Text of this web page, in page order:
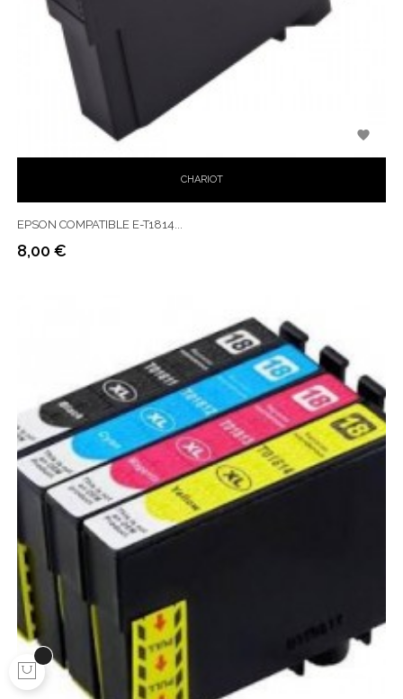
CHARIOT

EPSON COMPATIBLE E-T1814...
Prix
8,00 €